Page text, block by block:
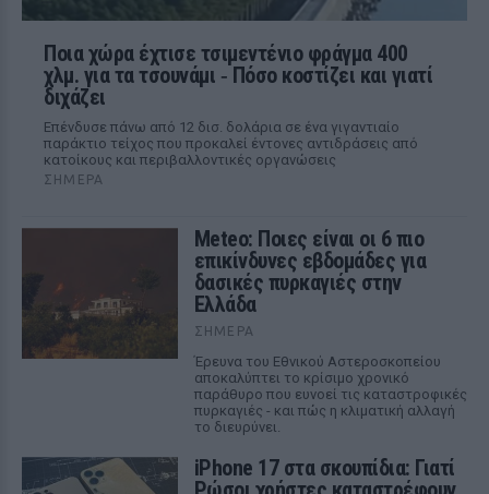
Ποια χώρα έχτισε τσιμεντένιο φράγμα 400
χλμ. για τα τσουνάμι ‑ Πόσο κοστίζει και γιατί
διχάζει
Επένδυσε πάνω από 12 δισ. δολάρια σε ένα γιγαντιαίο
παράκτιο τείχος που προκαλεί έντονες αντιδράσεις από
κατοίκους και περιβαλλοντικές οργανώσεις
ΣΉΜΕΡΑ
Meteo: Ποιες είναι οι 6 πιο
επικίνδυνες εβδομάδες για
δασικές πυρκαγιές στην
Ελλάδα
ΣΉΜΕΡΑ
Έρευνα του Εθνικού Αστεροσκοπείου
αποκαλύπτει το κρίσιμο χρονικό
παράθυρο που ευνοεί τις καταστροφικές
πυρκαγιές - και πώς η κλιματική αλλαγή
το διευρύνει.
iPhone 17 στα σκουπίδια: Γιατί